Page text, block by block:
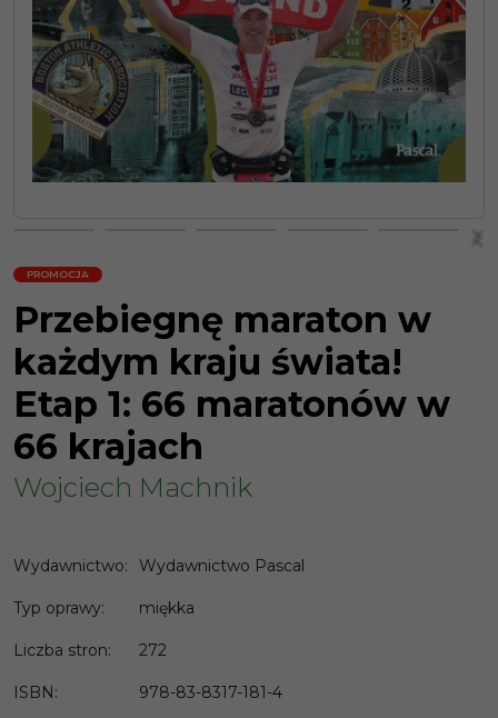
PROMOCJA
Przebiegnę maraton w
każdym kraju świata!
Etap 1: 66 maratonów w
66 krajach
Wojciech Machnik
Wydawnictwo: Wydawnictwo Pascal
Typ oprawy: miękka
Liczba stron: 272
ISBN: 978-83-8317-181-4